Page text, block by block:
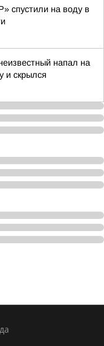
спустили на воду в
напал на
и скрылся